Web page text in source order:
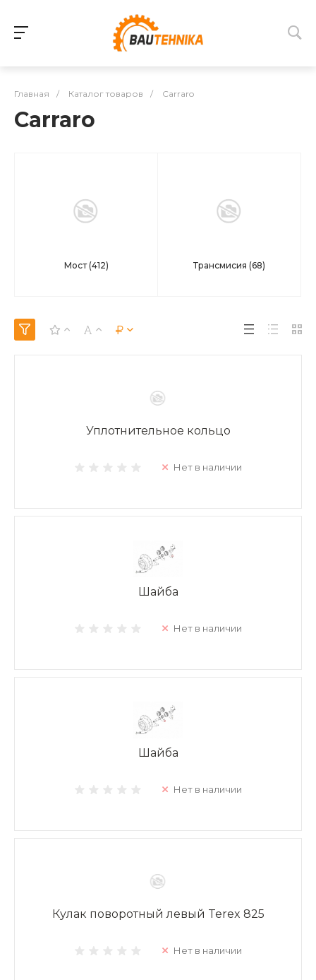
Главная / Каталог товаров / Carraro
Carraro
Мост(412) Трансмисия (68)
Уплотнительное кольцо
Нет в наличии
Шайба
Нет в наличии
Шайба
Нет в наличии
Кулак поворотный левый Terex 825
Нет в наличии